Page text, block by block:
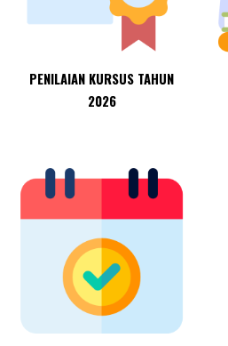
PENILAIAN KURSUS TAHUN
2026